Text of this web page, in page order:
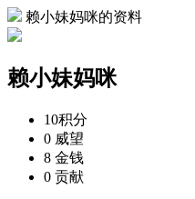
赖小妹妈咪的资料
赖小妹妈咪
10积分
0 威望
8 金钱
0 贡献